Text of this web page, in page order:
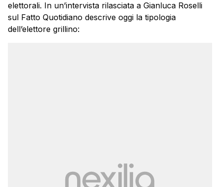
elettorali. In un’intervista rilasciata a Gianluca Roselli
sul Fatto Quotidiano descrive oggi la tipologia
dell’elettore grillino: